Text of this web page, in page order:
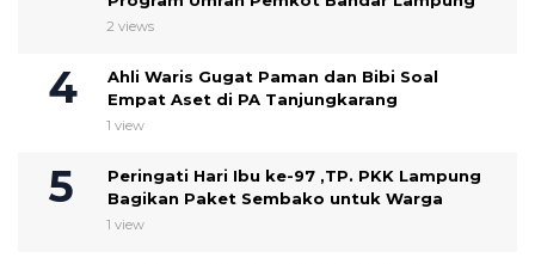
2 views
Ahli Waris Gugat Paman dan Bibi Soal
Empat Aset di PA Tanjungkarang
1 view
Peringati Hari Ibu ke-97 ,TP. PKK Lampung
Bagikan Paket Sembako untuk Warga
1 view